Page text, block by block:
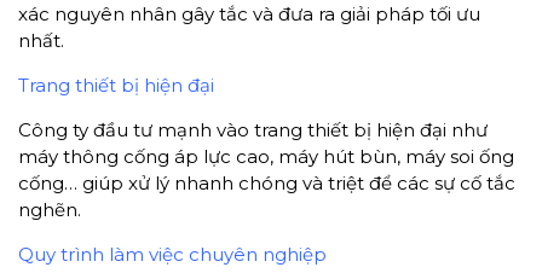
xác nguyên nhân gây tắc và đưa ra giải pháp tối ưu
nhất.
Trang thiết bị hiện đại
Công ty đầu tư mạnh vào trang thiết bị hiện đại như
máy thông cống áp lực cao, máy hút bùn, máy soi ống
cống… giúp xử lý nhanh chóng và triệt để các sự cố tắc
nghẽn.
Quy trình làm việc chuyên nghiệp